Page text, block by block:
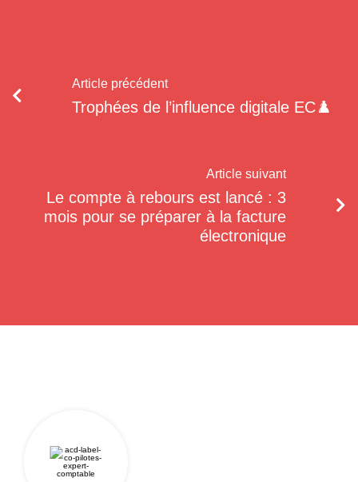
Article précédent
Trophées de l’influence digitale EC♟️
Article suivant
Le compte à rebours est lancé : 3
mois pour se préparer à la facture
électronique